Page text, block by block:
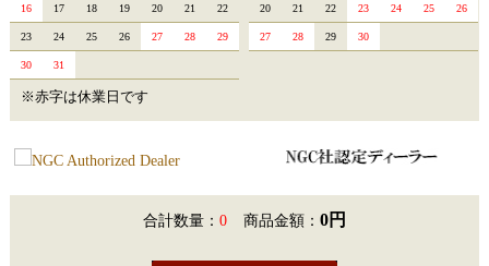
16 17 18 19 20 21 22
23 24 25 26 27 28 29
30 31
20 21 22 23 24 25 26
27 28 29 30
※赤字は休業日です
合計数量： 0 商品金額： 0円